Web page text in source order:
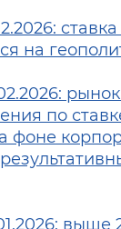
на
по
фоне
выше